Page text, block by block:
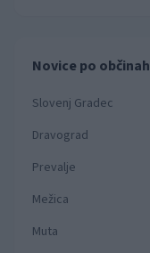
Novice po občinah
Slovenj Gradec
Dravograd
Prevalje
Mežica
Muta